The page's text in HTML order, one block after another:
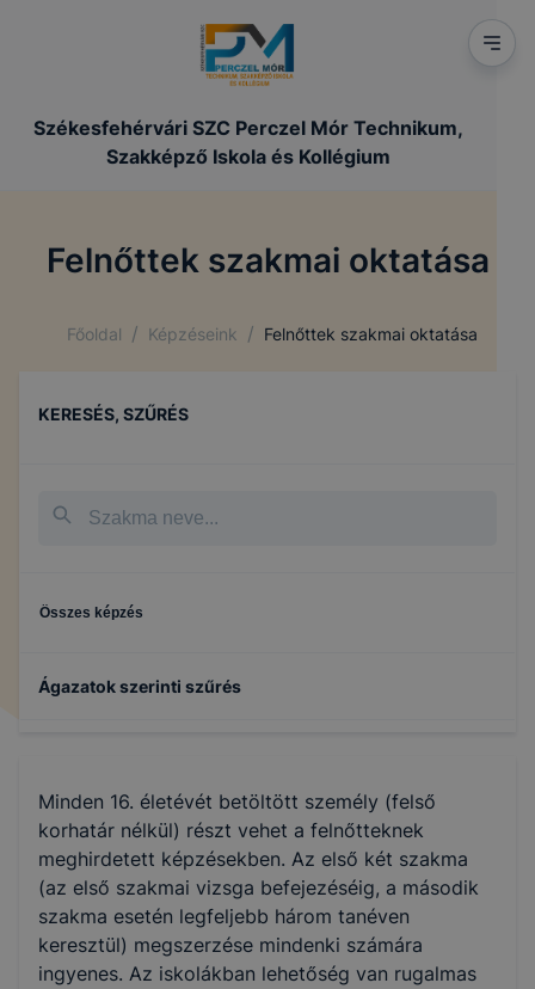
Székesfehérvári SZC Perczel Mór Technikum,
Szakképző Iskola és Kollégium
Felnőttek szakmai oktatása
Főoldal / Képzéseink / Felnőttek szakmai oktatása
KERESÉS, SZŰRÉS
Összes képzés
Ágazatok szerinti szűrés
Kereskedelem
Elektronika és elektrotechnika
Minden 16. életévét betöltött személy (felső
korhatár nélkül) részt vehet a felnőtteknek
meghirdetett képzésekben. Az első két szakma
(az első szakmai vizsga befejezéséig, a második
szakma esetén legfeljebb három tanéven
keresztül) megszerzése mindenki számára
ingyenes. Az iskolákban lehetőség van rugalmas